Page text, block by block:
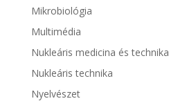
Mikrobiológia
Multimédia
Nukleáris medicina és technika
Nukleáris technika
Nyelvészet